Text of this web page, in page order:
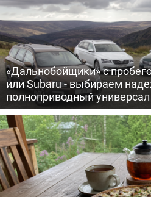
«Дальнобойщики» с
или Subaru - выбираем
полноприводный